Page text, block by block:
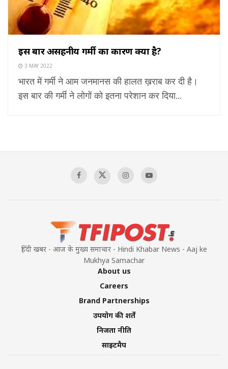
इस बार असहनीय गर्मी का कारण क्या है?
3 MAY 2022
भारत में गर्मी ने आम जनमानस की हालत ख़राब कर दी है।
इस बार की गर्मी ने लोगों को इतना परेशान कर दिया...
हिंदी खबर - आज के मुख्य समाचार - Hindi Khabar News - Aaj ke
Mukhya Samachar
About us
Careers
Brand Partnerships
उपयोग की शर्तें
निजता नीति
साइटमैप